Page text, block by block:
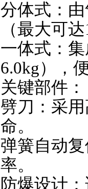
分体式：
（最大可
一体式：
6.0kg），
关键部件：
劈刀：采
命。
弹簧自动
率。
防爆设计